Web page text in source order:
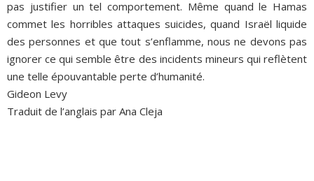
pas justifier un tel comportement. Même quand le Hamas
commet les horribles attaques suicides, quand Israël liquide
des personnes et que tout s’enflamme, nous ne devons pas
ignorer ce qui semble être des incidents mineurs qui reflètent
une telle épouvantable perte d’humanité.
Gideon Levy
Traduit de l’anglais par Ana Cleja